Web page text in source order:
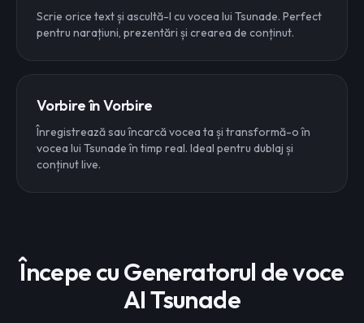
Scrie orice text și ascultă-l cu vocea lui Tsunade. Perfect
pentru narațiuni, prezentări și crearea de conținut.
Vorbire în Vorbire
Înregistrează sau încarcă vocea ta și transformă-o în
vocea lui Tsunade în timp real. Ideal pentru dublaj și
conținut live.
Începe cu Generatorul de voce
AI Tsunade